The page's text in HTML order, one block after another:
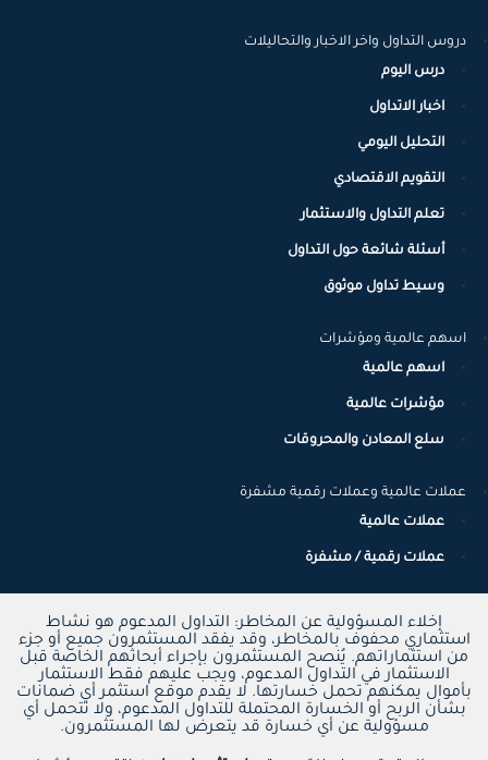
دروس التداول واخر الاخبار والتحاليلات
درس اليوم
اخبار الاتداول
التحليل اليومي
التقويم الاقتصادي
تعلم التداول والاستثمار
أسئلة شائعة حول التداول
وسيط تداول موثوق
اسهم عالمية ومؤشرات
اسهم عالمية
مؤشرات عالمية
سلع المعادن والمحروقات
عملات عالمية وعملات رقمية مشفرة
عملات عالمية
عملات رقمية / مشفرة
إخلاء المسؤولية عن المخاطر: التداول المدعوم هو نشاط
استثماري محفوف بالمخاطر، وقد يفقد المستثمرون جميع أو جزء
من استثماراتهم. يُنصح المستثمرون بإجراء أبحاثهم الخاصة قبل
الاستثمار في التداول المدعوم، ويجب عليهم فقط الاستثمار
بأموال يمكنهم تحمل خسارتها. لا يقدم موقع استثمر أي ضمانات
بشأن الربح أو الخسارة المحتملة للتداول المدعوم، ولا تتحمل أي
مسؤولية عن أي خسارة قد يتعرض لها المستثمرون.